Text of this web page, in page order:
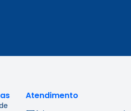
Atendimento